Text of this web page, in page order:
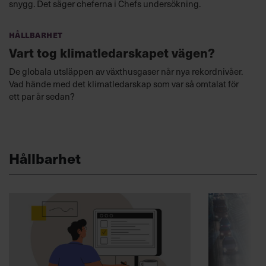
snygg. Det säger cheferna i Chefs undersökning.
Hållbarhet
Vart tog klimatledarskapet vägen?
De globala utsläppen av växthusgaser når nya rekordnivåer.
Vad hände med det klimatledarskap som var så omtalat för
ett par år sedan?
Hållbarhet